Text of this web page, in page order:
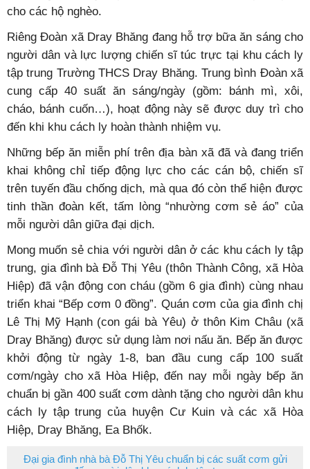
cho các hộ nghèo.
Riêng Đoàn xã Dray Bhăng đang hỗ trợ bữa ăn sáng cho
người dân và lực lượng chiến sĩ túc trực tại khu cách ly
tập trung Trường THCS Dray Bhăng. Trung bình Đoàn xã
cung cấp 40 suất ăn sáng/ngày (gồm: bánh mì, xôi,
cháo, bánh cuốn…), hoạt động này sẽ được duy trì cho
đến khi khu cách ly hoàn thành nhiệm vụ.
Những bếp ăn miễn phí trên địa bàn xã đã và đang triển
khai không chỉ tiếp động lực cho các cán bộ, chiến sĩ
trên tuyến đầu chống dịch, mà qua đó còn thể hiện được
tinh thần đoàn kết, tấm lòng “nhường cơm sẻ áo” của
mỗi người dân giữa đại dịch.
Mong muốn sẻ chia với người dân ở các khu cách ly tập
trung, gia đình bà Đỗ Thị Yêu (thôn Thành Công, xã Hòa
Hiệp) đã vận động con cháu (gồm 6 gia đình) cùng nhau
triển khai “Bếp cơm 0 đồng”. Quán cơm của gia đình chị
Lê Thị Mỹ Hạnh (con gái bà Yêu) ở thôn Kim Châu (xã
Dray Bhăng) được sử dụng làm nơi nấu ăn. Bếp ăn được
khởi động từ ngày 1-8, ban đầu cung cấp 100 suất
cơm/ngày cho xã Hòa Hiệp, đến nay mỗi ngày bếp ăn
chuẩn bị gần 400 suất cơm dành tặng cho người dân khu
cách ly tập trung của huyện Cư Kuin và các xã Hòa
Hiệp, Dray Bhăng, Ea Bhốk.
Đại gia đình nhà bà Đỗ Thị Yêu chuẩn bị các suất cơm gửi